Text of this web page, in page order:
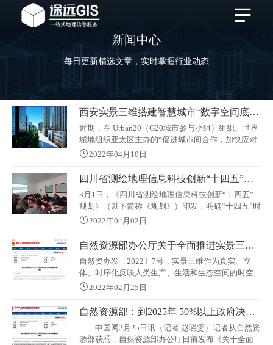
新闻中心
每日更新精选文章，实时掌握行业动态
西安实景三维搭建智慧城市“数字空间底座”
近期，在 Urban20（G20城市参与小组）组织、世界
城地组织亚太区主办的“促进城市间合作，加快应对
气候变化、疫情和经济复苏”主题峰会上，西安市应
慧西安建设的一个主要方向是数据资源和生产要素
建设。而依托新型基础测绘开展城市实景三维建
设，是智慧西安建设的基础。目前，一个为实景三
维中国建设探索经验，为西安城市治理、环境保
护、规划建设、交通运行、安全生产、
2022年04月10日
四川省测绘地理信息科技创新“十四五”规划印发
3月1日，《四川省测绘地理信息科技创新“十四五”
规划》（以下简称《规划》）印发，明确“十四五”时
期四川省测绘地理信息科技创新的总体要求、发展
措施。 《规划》要求，以四川省经济社会发展
与生态文明建设的需求为导向，以完善测绘地理信
息科技创新体系为着力点，提升测绘地理信息科技
创新对四川省高质量发展的贡献能力，为新的历史
起点推动治蜀兴川再上
2022年04月02日
自然资源部办公厅关于全面推进实景三维中国建设的通知
自然资办发〔2022〕7号，实景三维作为真实、立
体、时序化反映人类生产、生活和生态空间的时空
信息，是国家重要的新型基础设施，通过“人机兼
的实时关联互通，为数字中国提供统一的空间定位
框架和分析基础，是数字政府、数字经济重要的战
略性数据资源和生产要素。
2022年02月25日
自然资源部：到2025年 50%以上政府决策等可通过线上实景三维空间完成
中国网2月25日讯（记者 赵晓雯）记者从自然资
源部获悉，自然资源部办公厅日前发布《关于全面